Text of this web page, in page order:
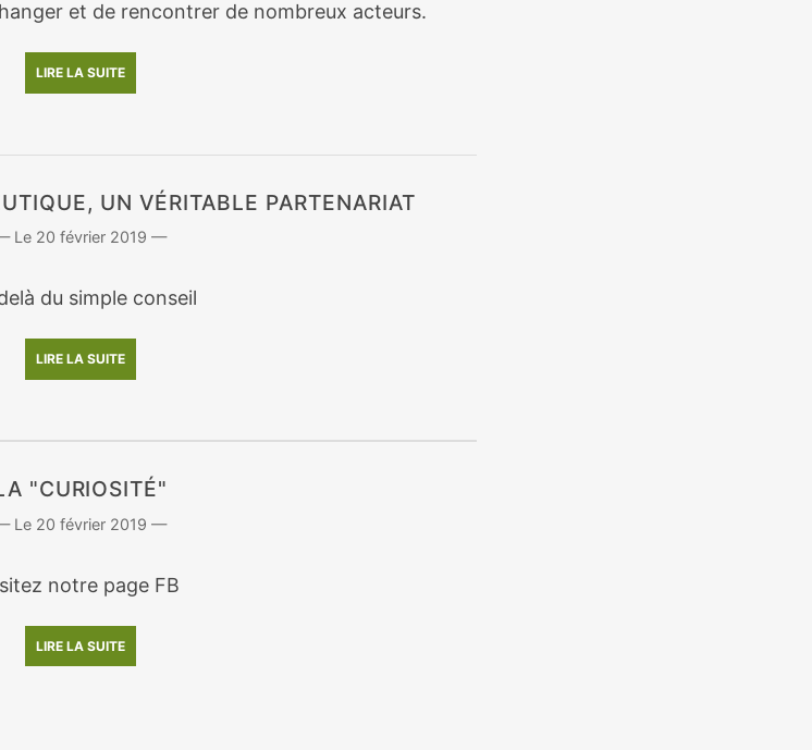
et de rencontrer de nombreux acteurs.
LIRE LA SUITE
UN VÉRITABLE PARTENARIAT
20 février 2019
du simple conseil
LIRE LA SUITE
"CURIOSITÉ"
20 février 2019
notre page FB
LIRE LA SUITE